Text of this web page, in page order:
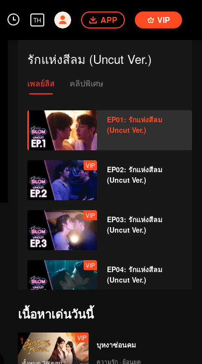
TH APP VIP
รักแห่งสีลม (Uncut Ver.)
เพลย์ลิส คลิปพิเศษ
EP01: รักแห่งสีลม
(Uncut Ver.)
VIP
EP02: รักแห่งสีลม
(Uncut Ver.)
VIP
EP03: รักแห่งสีลม
(Uncut Ver.)
VIP
EP04: รักแห่งสีลม
(Uncut Ver.)
VIP
เนื้อหาเด่นวันนี้
1 VIP
บุหงาซ่อนคม
ความรัก · ย้อนยุค